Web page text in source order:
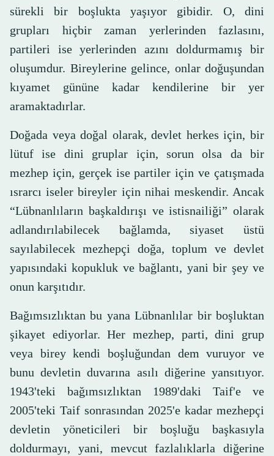
sürekli bir boşlukta yaşıyor gibidir. O, dini
grupları hiçbir zaman yerlerinden fazlasını,
partileri ise yerlerinden azını doldurmamış bir
oluşumdur. Bireylerine gelince, onlar doğuşundan
kıyamet gününe kadar kendilerine bir yer
aramaktadırlar.
Doğada veya doğal olarak, devlet herkes için, bir
lütuf ise dini gruplar için, sorun olsa da bir
mezhep için, gerçek ise partiler için ve çatışmada
ısrarcı iseler bireyler için nihai meskendir. Ancak
“Lübnanlıların başkaldırışı ve istisnailiği” olarak
adlandırılabilecek bağlamda, siyaset üstü
sayılabilecek mezhepçi doğa, toplum ve devlet
yapısındaki kopukluk ve bağlantı, yani bir şey ve
onun karşıtıdır.
Bağımsızlıktan bu yana Lübnanlılar bir boşluktan
şikayet ediyorlar. Her mezhep, parti, dini grup
veya birey kendi boşluğundan dem vuruyor ve
bunu devletin duvarına asılı diğerine yansıtıyor.
1943'teki bağımsızlıktan 1989'daki Taif'e ve
2005'teki Taif sonrasından 2025'e kadar mezhepçi
devletin yöneticileri bir boşluğu başkasıyla
doldurmayı, yani, mevcut fazlalıklarla diğerine